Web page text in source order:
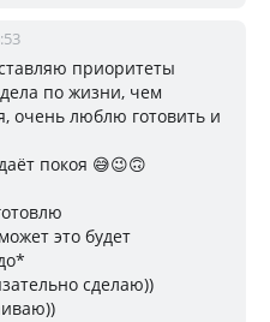
приоритеты
по жизни, чем
очень люблю готовить и
покоя 😅😉🙃
это будет
сделаю))